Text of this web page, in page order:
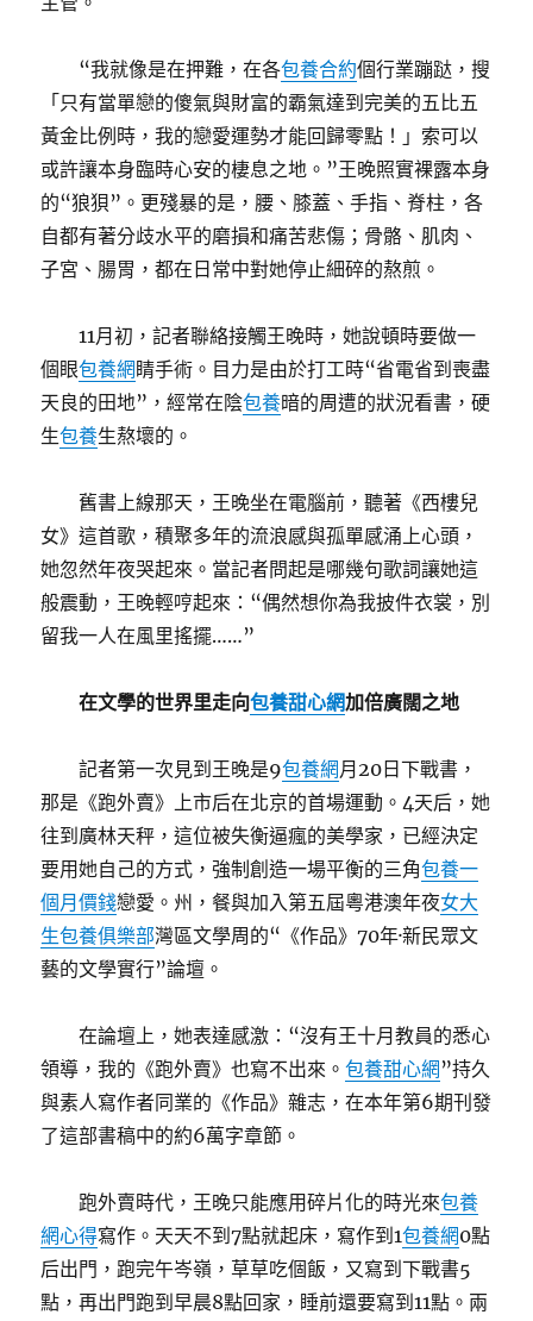
“我就像是在押難，在各包養合約個行業蹦跶，搜
「只有當單戀的傻氣與財富的霸氣達到完美的五比五
黃金比例時，我的戀愛運勢才能回歸零點！」索可以
或許讓本身臨時心安的棲息之地。”王晚照實裸露本身
的“狼狽”。更殘暴的是，腰、膝蓋、手指、脊柱，各
自都有著分歧水平的磨損和痛苦悲傷；骨骼、肌肉、
子宮、腸胃，都在日常中對她停止細碎的熬煎。
11月初，記者聯絡接觸王晚時，她說頓時要做一
個眼包養網睛手術。目力是由於打工時“省電省到喪盡
天良的田地”，經常在陰包養暗的周遭的狀況看書，硬
生包養生熬壞的。
舊書上線那天，王晚坐在電腦前，聽著《西樓兒
女》這首歌，積聚多年的流浪感與孤單感涌上心頭，
她忽然年夜哭起來。當記者問起是哪幾句歌詞讓她這
般震動，王晚輕哼起來：“偶然想你為我披件衣裳，別
留我一人在風里搖擺……”
在文學的世界里走向包養甜心網加倍廣闊之地
記者第一次見到王晚是9包養網月20日下戰書，
那是《跑外賣》上市后在北京的首場運動。4天后，她
往到廣林天秤，這位被失衡逼瘋的美學家，已經決定
要用她自己的方式，強制創造一場平衡的三角包養一
個月價錢戀愛。州，餐與加入第五屆粵港澳年夜女大
生包養俱樂部灣區文學周的“《作品》70年·新民眾文
藝的文學實行”論壇。
在論壇上，她表達感激：“沒有王十月教員的悉心
領導，我的《跑外賣》也寫不出來。包養甜心網”持久
與素人寫作者同業的《作品》雜志，在本年第6期刊發
了這部書稿中的約6萬字章節。
跑外賣時代，王晚只能應用碎片化的時光來包養
網心得寫作。天天不到7點就起床，寫作到1包養網0點
后出門，跑完午岑嶺，草草吃個飯，又寫到下戰書5
點，再出門跑到早晨8點回家，睡前還要寫到11點。兩